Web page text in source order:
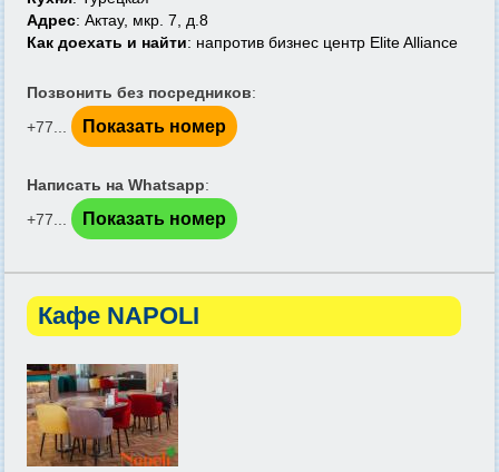
Адрес: Актау, мкр. 7, д.8
Как доехать и найти: напротив бизнес центр Elite Alliance
Позвонить без посредников:
+77...
Показать номер
Написать на Whatsapp:
+77...
Показать номер
Кафе NAPOLI